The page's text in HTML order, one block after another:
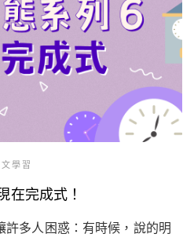
學習
在完成式！
多人困惑：有時候，說的明